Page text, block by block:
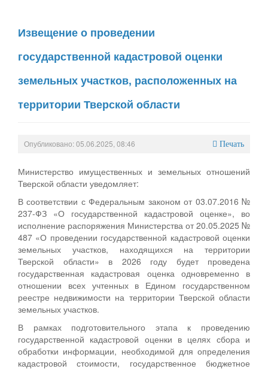
Извещение о проведении
государственной кадастровой оценки
земельных участков, расположенных на
территории Тверской области
Опубликовано: 05.06.2025, 08:46 Печать
Министерство имущественных и земельных отношений
Тверской области уведомляет:
В соответствии с Федеральным законом от 03.07.2016 №
237-ФЗ «О государственной кадастровой оценке», во
исполнение распоряжения Министерства от 20.05.2025 №
487 «О проведении государственной кадастровой оценки
земельных участков, находящихся на территории
Тверской области» в 2026 году будет проведена
государственная кадастровая оценка одновременно в
отношении всех учтенных в Едином государственном
реестре недвижимости на территории Тверской области
земельных участков.
В рамках подготовительного этапа к проведению
государственной кадастровой оценки в целях сбора и
обработки информации, необходимой для определения
кадастровой стоимости, государственное бюджетное